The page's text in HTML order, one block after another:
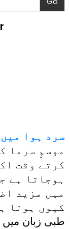
سرد ہوا
موسمِ سرما
کرتے وقت
ہوجاتا ہے
میں مزید
کیوں ہوتا
طبی زبان میں